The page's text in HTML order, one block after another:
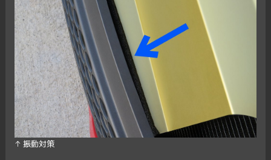
↑ 振動対策